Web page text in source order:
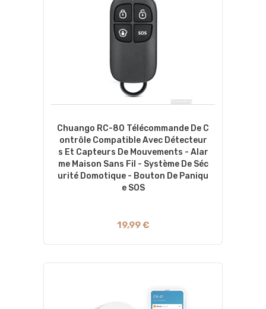
Chuango RC-80 Télécommande De C
Ontrôle Compatible Avec Détecteur
S Et Capteurs De Mouvements - Alar
Me Maison Sans Fil - Système De Séc
Urité Domotique - Bouton De Paniqu
E SOS
19,99 €